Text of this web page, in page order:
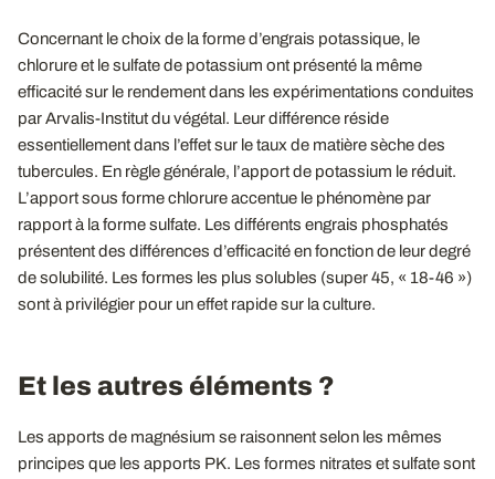
Concernant le choix de la forme d’engrais potassique, le
chlorure et le sulfate de potassium ont présenté la même
efficacité sur le rendement dans les expérimentations conduites
par Arvalis-Institut du végétal. Leur différence réside
essentiellement dans l’effet sur le taux de matière sèche des
tubercules. En règle générale, l’apport de potassium le réduit.
L’apport sous forme chlorure accentue le phénomène par
rapport à la forme sulfate. Les différents engrais phosphatés
présentent des différences d’efficacité en fonction de leur degré
de solubilité. Les formes les plus solubles (super 45, « 18-46 »)
sont à privilégier pour un effet rapide sur la culture.
Et les autres éléments ?
Les apports de magnésium se raisonnent selon les mêmes
principes que les apports PK. Les formes nitrates et sulfate sont